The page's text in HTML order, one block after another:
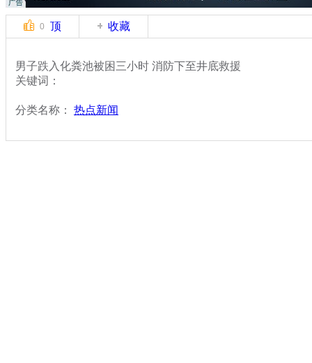
0 顶 收藏
男子跌入化粪池被困三小时 消防下至井底救援
关键词：
分类名称： 热点新闻